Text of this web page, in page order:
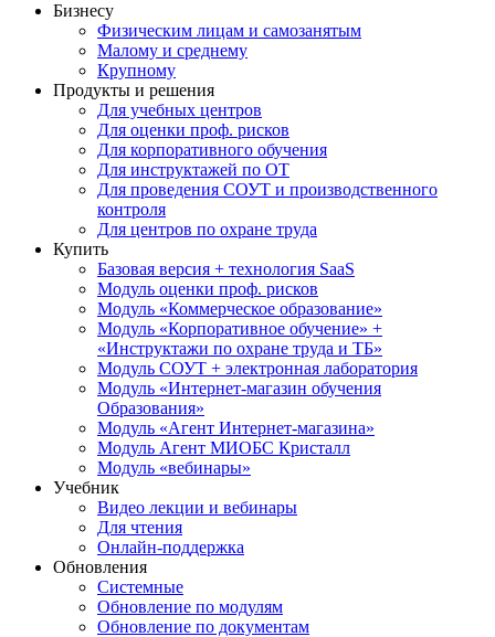
Бизнесу
Физическим лицам и самозанятым
Малому и среднему
Крупному
Продукты и решения
Для учебных центров
Для оценки проф. рисков
Для корпоративного обучения
Для инструктажей по ОТ
Для проведения СОУТ и производственного
контроля
Для центров по охране труда
Купить
Базовая версия + технология SaaS
Модуль оценки проф. рисков
Модуль «Коммерческое образование»
Модуль «Корпоративное обучение» +
«Инструктажи по охране труда и ТБ»
Модуль СОУТ + электронная лаборатория
Модуль «Интернет-магазин обучения
Образования»
Модуль «Агент Интернет-магазина»
Модуль Агент МИОБС Кристалл
Модуль «вебинары»
Учебник
Видео лекции и вебинары
Для чтения
Онлайн-поддержка
Обновления
Системные
Обновление по модулям
Обновление по документам